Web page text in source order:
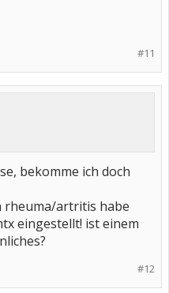
#11
bekomme ich doch
rheuma/artritis habe
eingestellt! ist einem
#12